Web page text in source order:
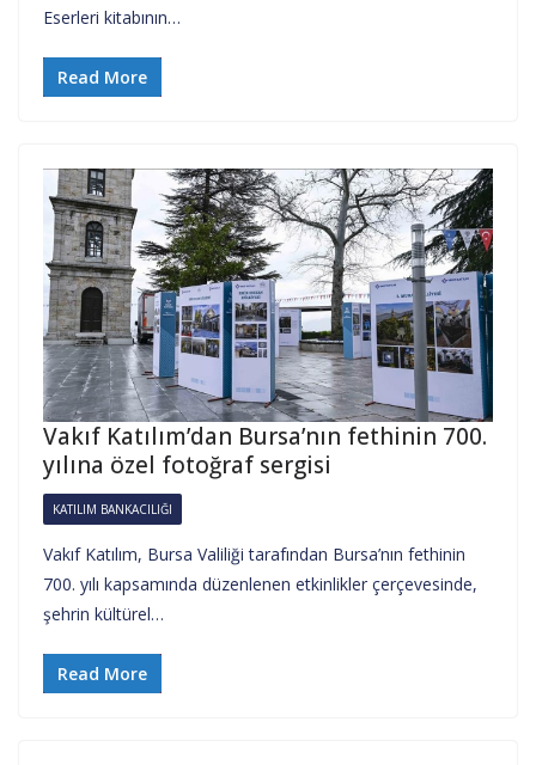
Eserleri kitabının…
Read More
Vakıf Katılım’dan Bursa’nın fethinin 700.
yılına özel fotoğraf sergisi
KATILIM BANKACILIĞI
Vakıf Katılım, Bursa Valiliği tarafından Bursa’nın fethinin
700. yılı kapsamında düzenlenen etkinlikler çerçevesinde,
şehrin kültürel…
Read More